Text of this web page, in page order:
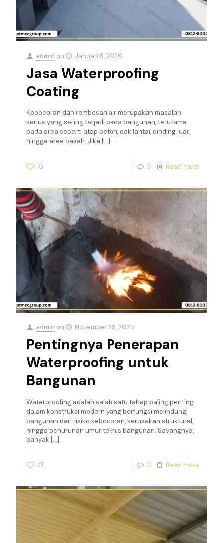
admin on Januari 8, 2026
Jasa Waterproofing
Coating
Kebocoran dan rembesan air merupakan masalah
serius yang sering terjadi pada bangunan, terutama
pada area seperti atap beton, dak lantai, dinding luar,
hingga area basah. Jika […]
0 0 Read more
admin on November 26, 2025
Pentingnya Penerapan
Waterproofing untuk
Bangunan
Waterproofing adalah salah satu tahap paling penting
dalam konstruksi modern yang berfungsi melindungi
bangunan dari risiko kebocoran, kerusakan struktural,
hingga penurunan umur teknis bangunan. Sayangnya,
banyak […]
0 0 Read more